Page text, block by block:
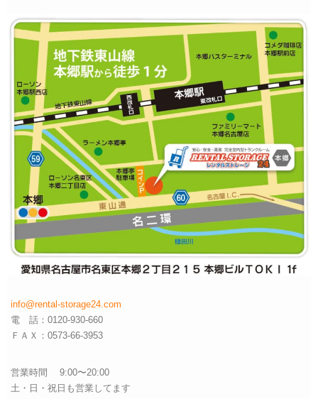
info@rental-storage24.com
電 話：0120-930-660
ＦＡＸ：0573-66-3953
営業時間 9:00〜20:00
土・日・祝日も営業してます